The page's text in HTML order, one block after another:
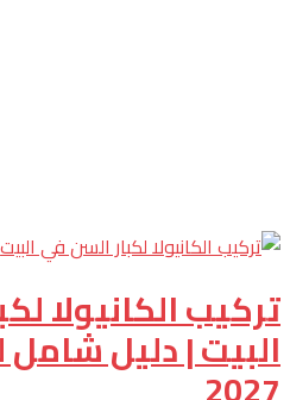
تركيب الكانيولا